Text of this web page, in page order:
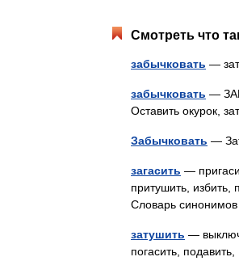
Смотреть что
забычковать —
забычковать —
Оставить окурок,
Забычковать —
загасить —
притушить, избить,
Словарь
затушить —
погасить,